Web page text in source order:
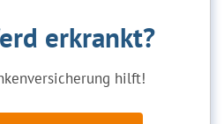
erkrankt?
hilft!